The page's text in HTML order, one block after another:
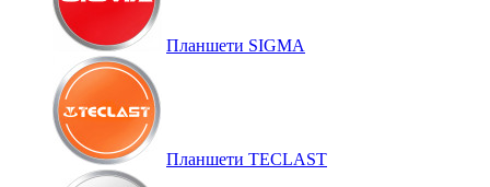
Планшети SIGMA
Планшети TECLAST